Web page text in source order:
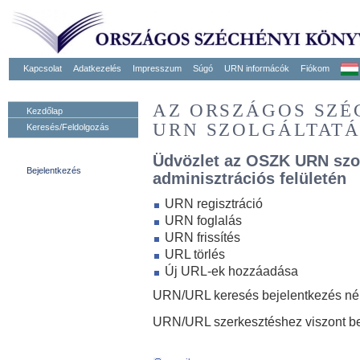
Kapcsolat Adatkezelés Impresszum Súgó URN informácók Fiókom
Kezdőlap
Keresés/Feldolgozás
Bejelentkezés
AZ ORSZÁGOS
URN
Üdvözlet az OSZK URN
adminisztrációs felületén
URN regisztráció
URN foglalás
URN frissítés
URL törlés
Új URL-ek hozzáadása
URN/URL keresés bejelentkezés
URN/URL szerkesztéshez viszont